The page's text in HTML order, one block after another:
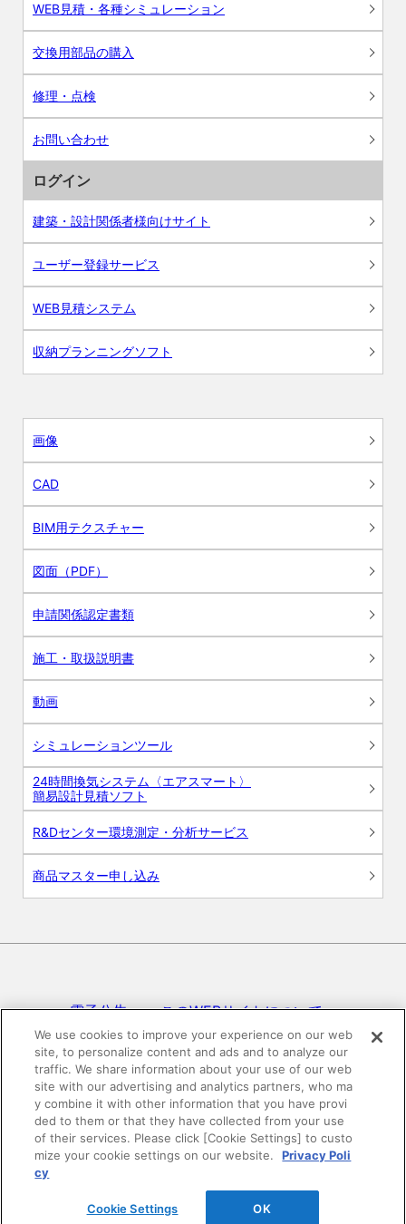
WEB見積・各種シミュレーション
交換用部品の購入
修理・点検
お問い合わせ
ログイン
建築・設計関係者様向けサイト
ユーザー登録サービス
WEB見積システム
収納プランニングソフト
画像
CAD
BIM用テクスチャー
図面（PDF）
申請関係認定書類
施工・取扱説明書
動画
シミュレーションツール
24時間換気システム〈エアスマート〉
簡易設計見積ソフト
R&Dセンター環境測定・分析サービス
商品マスター申し込み
電子公告 このWEBサイトについて
プライバシーポリシー
SNSコミュニティガイドライン サイトマップ
©DAIKEN Corporation All Rights Reserved.
We use cookies to improve your experience on our web
site, to personalize content and ads and to analyze our
traffic. We share information about your use of our web
site with our advertising and analytics partners, who ma
y combine it with other information that you have provi
ded to them or that they have collected from your use
of their services. Please click [Cookie Settings] to custo
mize your cookie settings on our website.
Privacy Poli
cy
Cookie Settings OK